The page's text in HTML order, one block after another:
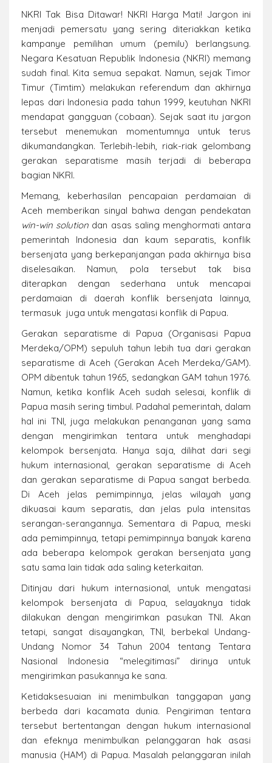
NKRI Tak Bisa Ditawar! NKRI Harga Mati! Jargon ini
menjadi pemersatu yang sering diteriakkan ketika
kampanye pemilihan umum (pemilu) berlangsung.
Negara Kesatuan Republik Indonesia (NKRI) memang
sudah final. Kita semua sepakat. Namun, sejak Timor
Timur (Timtim) melakukan referendum dan akhirnya
lepas dari Indonesia pada tahun 1999, keutuhan NKRI
mendapat gangguan (cobaan). Sejak saat itu jargon
tersebut menemukan momentumnya untuk terus
dikumandangkan. Terlebih-lebih, riak-riak gelombang
gerakan separatisme masih terjadi di beberapa
bagian NKRI.
Memang, keberhasilan pencapaian perdamaian di
Aceh memberikan sinyal bahwa dengan pendekatan
win-win solution dan asas saling menghormati antara
pemerintah Indonesia dan kaum separatis, konflik
bersenjata yang berkepanjangan pada akhirnya bisa
diselesaikan. Namun, pola tersebut tak bisa
diterapkan dengan sederhana untuk mencapai
perdamaian di daerah konflik bersenjata lainnya,
termasuk juga untuk mengatasi konflik di Papua.
Gerakan separatisme di Papua (Organisasi Papua
Merdeka/OPM) sepuluh tahun lebih tua dari gerakan
separatisme di Aceh (Gerakan Aceh Merdeka/GAM).
OPM dibentuk tahun 1965, sedangkan GAM tahun 1976.
Namun, ketika konflik Aceh sudah selesai, konflik di
Papua masih sering timbul. Padahal pemerintah, dalam
hal ini TNI, juga melakukan penanganan yang sama
dengan mengirimkan tentara untuk menghadapi
kelompok bersenjata. Hanya saja, dilihat dari segi
hukum internasional, gerakan separatisme di Aceh
dan gerakan separatisme di Papua sangat berbeda.
Di Aceh jelas pemimpinnya, jelas wilayah yang
dikuasai kaum separatis, dan jelas pula intensitas
serangan-serangannya. Sementara di Papua, meski
ada pemimpinnya, tetapi pemimpinnya banyak karena
ada beberapa kelompok gerakan bersenjata yang
satu sama lain tidak ada saling keterkaitan.
Ditinjau dari hukum internasional, untuk mengatasi
kelompok bersenjata di Papua, selayaknya tidak
dilakukan dengan mengirimkan pasukan TNI. Akan
tetapi, sangat disayangkan, TNI, berbekal Undang-
Undang Nomor 34 Tahun 2004 tentang Tentara
Nasional Indonesia “melegitimasi” dirinya untuk
mengirimkan pasukannya ke sana.
Ketidaksesuaian ini menimbulkan tanggapan yang
berbeda dari kacamata dunia. Pengiriman tentara
tersebut bertentangan dengan hukum internasional
dan efeknya menimbulkan pelanggaran hak asasi
manusia (HAM) di Papua. Masalah pelanggaran inilah